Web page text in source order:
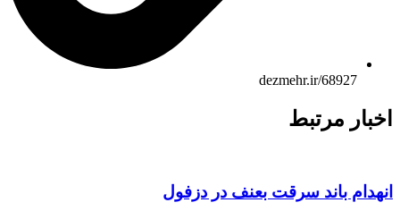
dezmehr.ir/68927
مرتبط
باند سرقت بعنف در دزفول